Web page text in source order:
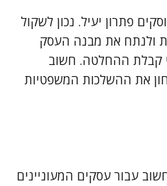
פתרון יעיל. נכון לשקול
ולנתח את מבנה העסק
קבלת ההחלטה. חשוב
את ההשלכות המשפטיות
עבור עסקים המעוניינים